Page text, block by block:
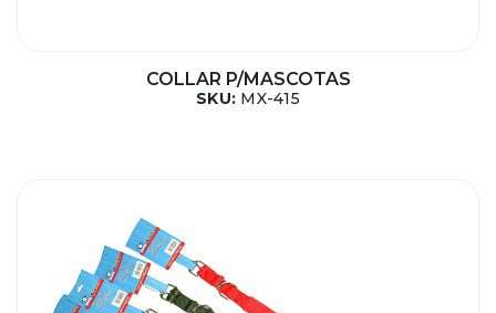
COLLAR P/MASCOTAS
SKU: MX-415